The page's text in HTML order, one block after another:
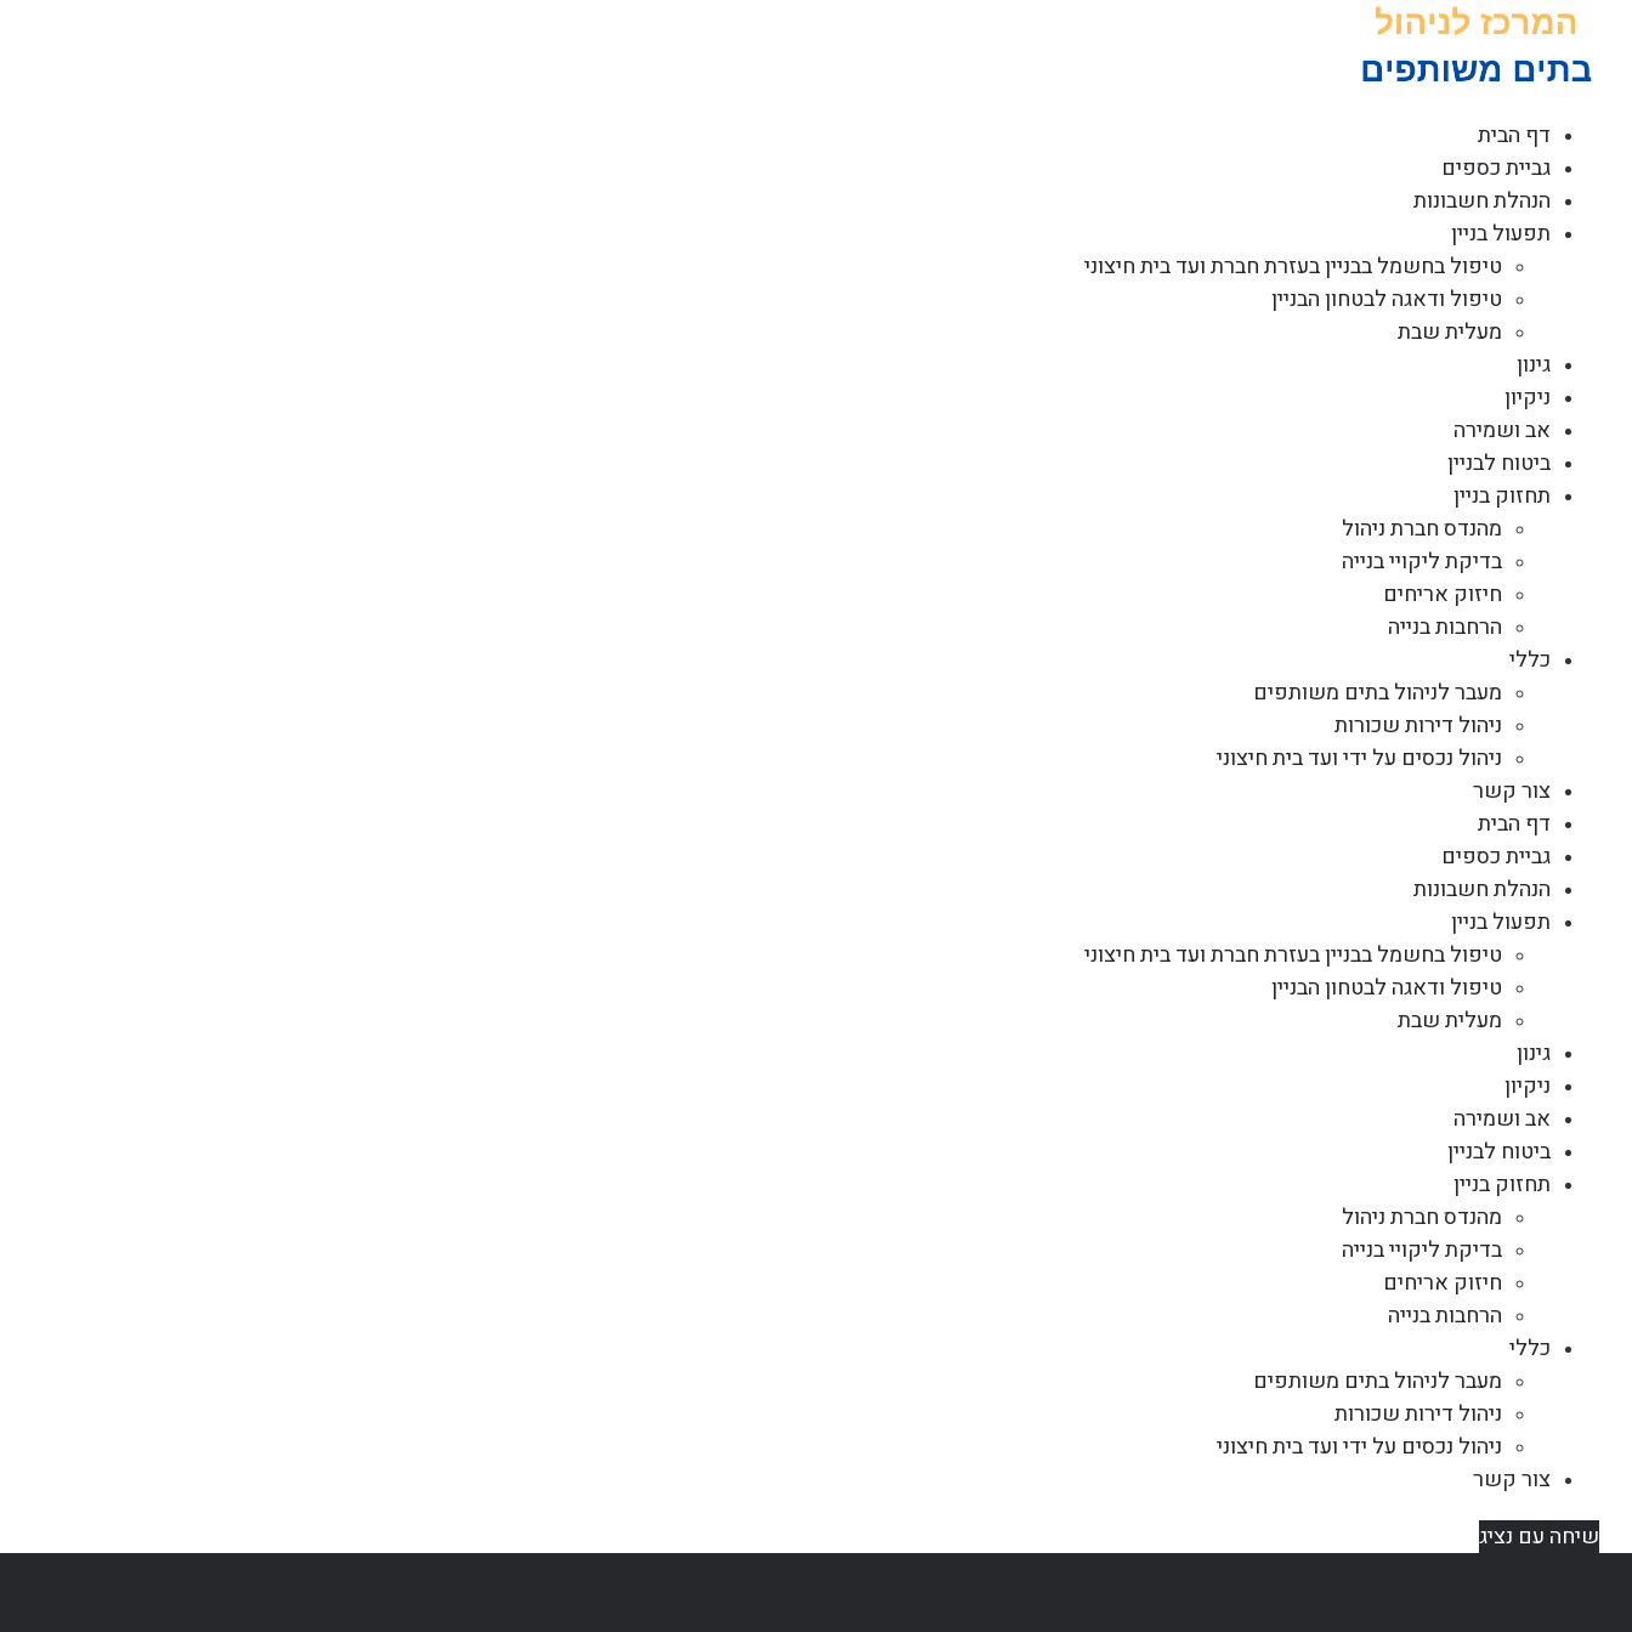
דף הבית
גביית כספים
הנהלת חשבונות
תפעול בניין
טיפול בחשמל בבניין בעזרת חברת ועד בית חיצוני
טיפול ודאגה לבטחון הבניין
מעלית שבת
גינון
ניקיון
אב ושמירה
ביטוח לבניין
תחזוק בניין
מהנדס חברת ניהול
בדיקת ליקויי בנייה
חיזוק אריחים
הרחבות בנייה
כללי
מעבר לניהול בתים משותפים
ניהול דירות שכורות
ניהול נכסים על ידי ועד בית חיצוני
צור קשר
דף הבית
גביית כספים
הנהלת חשבונות
תפעול בניין
טיפול בחשמל בבניין בעזרת חברת ועד בית חיצוני
טיפול ודאגה לבטחון הבניין
מעלית שבת
גינון
ניקיון
אב ושמירה
ביטוח לבניין
תחזוק בניין
מהנדס חברת ניהול
בדיקת ליקויי בנייה
חיזוק אריחים
הרחבות בנייה
כללי
מעבר לניהול בתים משותפים
ניהול דירות שכורות
ניהול נכסים על ידי ועד בית חיצוני
צור קשר
שיחה עם נציג